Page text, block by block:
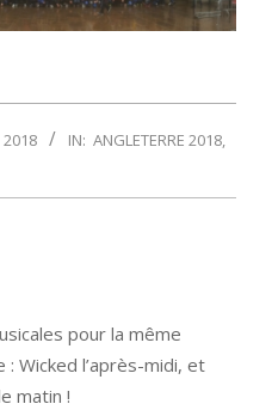
2018 IN: ANGLETERRE 2018,
pour la même
Wicked l’après-midi, et
matin !